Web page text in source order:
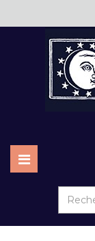
Basculer
la
navigation